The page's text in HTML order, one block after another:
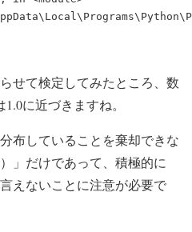
せて検定してみたところ、数
に近づきますね。
布していることを棄却できな
」だけであって、積極的に
えないことに注意が必要で